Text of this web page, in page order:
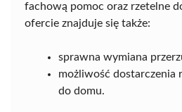
fachową pomoc oraz rzetelne
ofercie znajduje się także:
sprawna wymiana
możliwość dostarczenia
do domu.